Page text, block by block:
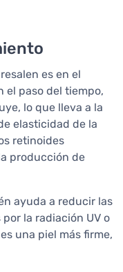
es en el
el paso del tiempo,
lo que lleva a la
elasticidad de la
retinoides
producción de
ayuda a reducir las
la radiación UV o
una piel más firme,